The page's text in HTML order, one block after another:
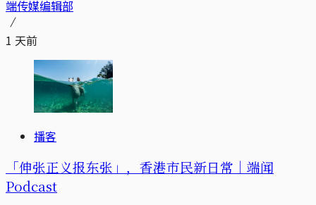
端传媒编辑部
1 天前
播客
「伸张正义报东张」，香港市民新日常｜端闻
Podcast